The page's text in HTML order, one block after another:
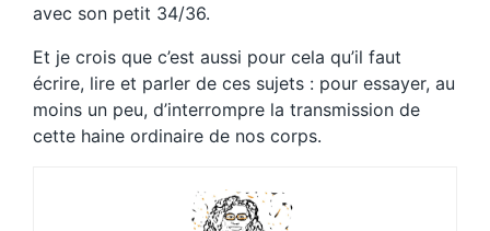
avec son petit 34/36.
Et je crois que c’est aussi pour cela qu’il faut
écrire, lire et parler de ces sujets : pour essayer, au
moins un peu, d’interrompre la transmission de
cette haine ordinaire de nos corps.